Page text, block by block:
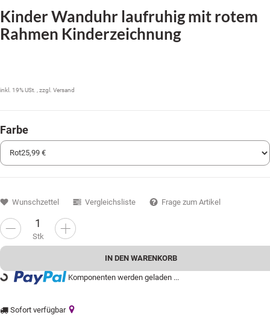
Kinder Wanduhr laufruhig mit rotem
Rahmen Kinderzeichnung
inkl. 19% USt. , zzgl. Versand
Farbe
Stk
IN DEN WARENKORB
Komponenten werden geladen ...
Sofort verfügbar
Wunschzettel Vergleichsliste Frage zum Artikel